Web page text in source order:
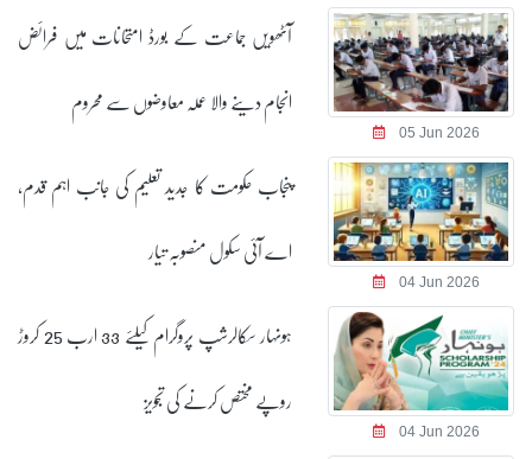
05 Jun 2026
آٹھویں جماعت کے بورڈ امتحانات میں فرائض
انجام دینے والا عملہ معاوضوں سے محروم
04 Jun 2026
پنجاب حکومت کا جدید تعلیم کی جانب اہم قدم،
اے آئی سکول منصوبہ تیار
04 Jun 2026
ہونہار سکالرشپ پروگرام کیلئے 33 ارب 25 کروڑ
روپے مختص کرنے کی تجویز